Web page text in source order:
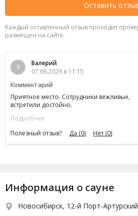
Оставить
Каждый оставленный отзыв проходит
размещен на сайте.
9
Валерий
07.06.2026 в 17:15
Комментарий
Приятное место. Сотрудники вежливые,
встретили достойно.
Подробнее
Полезный отзыв?
Да (0) Нет (0)
Информация о сауне
Новосибирск, 12-й Порт-